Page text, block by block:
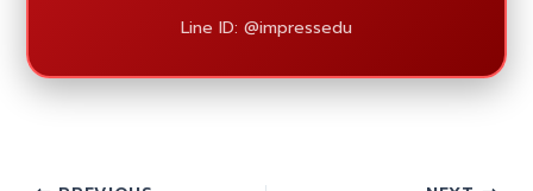
Line ID: @impressedu